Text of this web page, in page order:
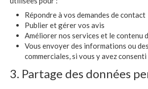
Répondre à vos demandes de contact
Publier et gérer vos avis
Améliorer nos services et le contenu
Vous envoyer des informations ou
commerciales, si vous y avez consenti
3. Partage des données